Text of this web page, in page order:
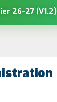
26-27 (V1.2)